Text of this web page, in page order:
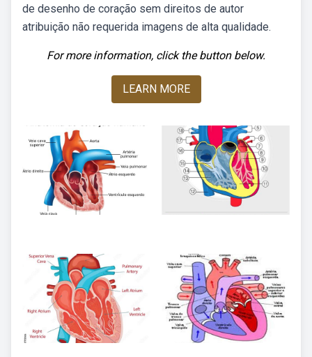
de desenho de coração sem direitos de autor
atribuição não requerida imagens de alta qualidade.
For more information, click the button below.
LEARN MORE